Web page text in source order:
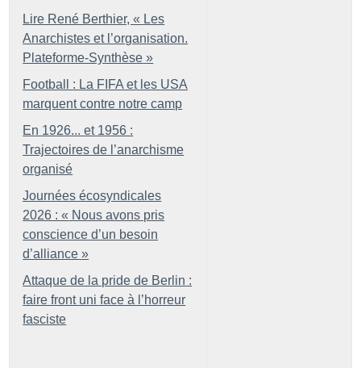
Lire René Berthier, « Les
Anarchistes et l’organisation.
Plateforme-Synthèse »
Football : La FIFA et les USA
marquent contre notre camp
En 1926... et 1956 :
Trajectoires de l’anarchisme
organisé
Journées écosyndicales
2026 : « Nous avons pris
conscience d’un besoin
d’alliance »
Attaque de la pride de Berlin :
faire front uni face à l’horreur
fasciste